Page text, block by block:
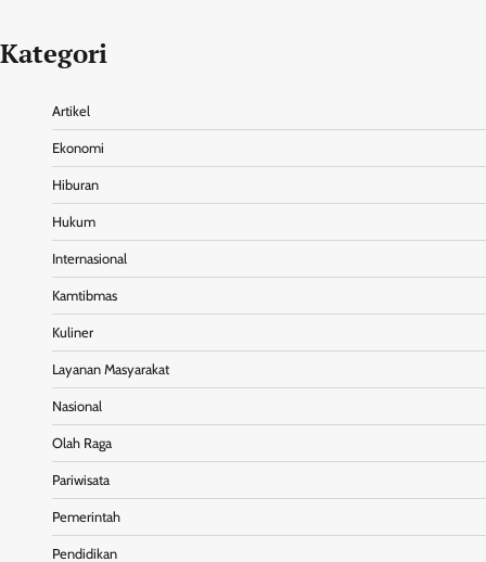
Kategori
Artikel
Ekonomi
Hiburan
Hukum
Internasional
Kamtibmas
Kuliner
Layanan Masyarakat
Nasional
Olah Raga
Pariwisata
Pemerintah
Pendidikan